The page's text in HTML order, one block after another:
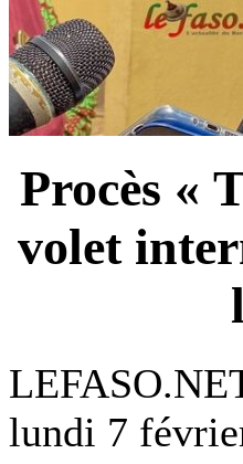
Procès «
volet
lundi 7